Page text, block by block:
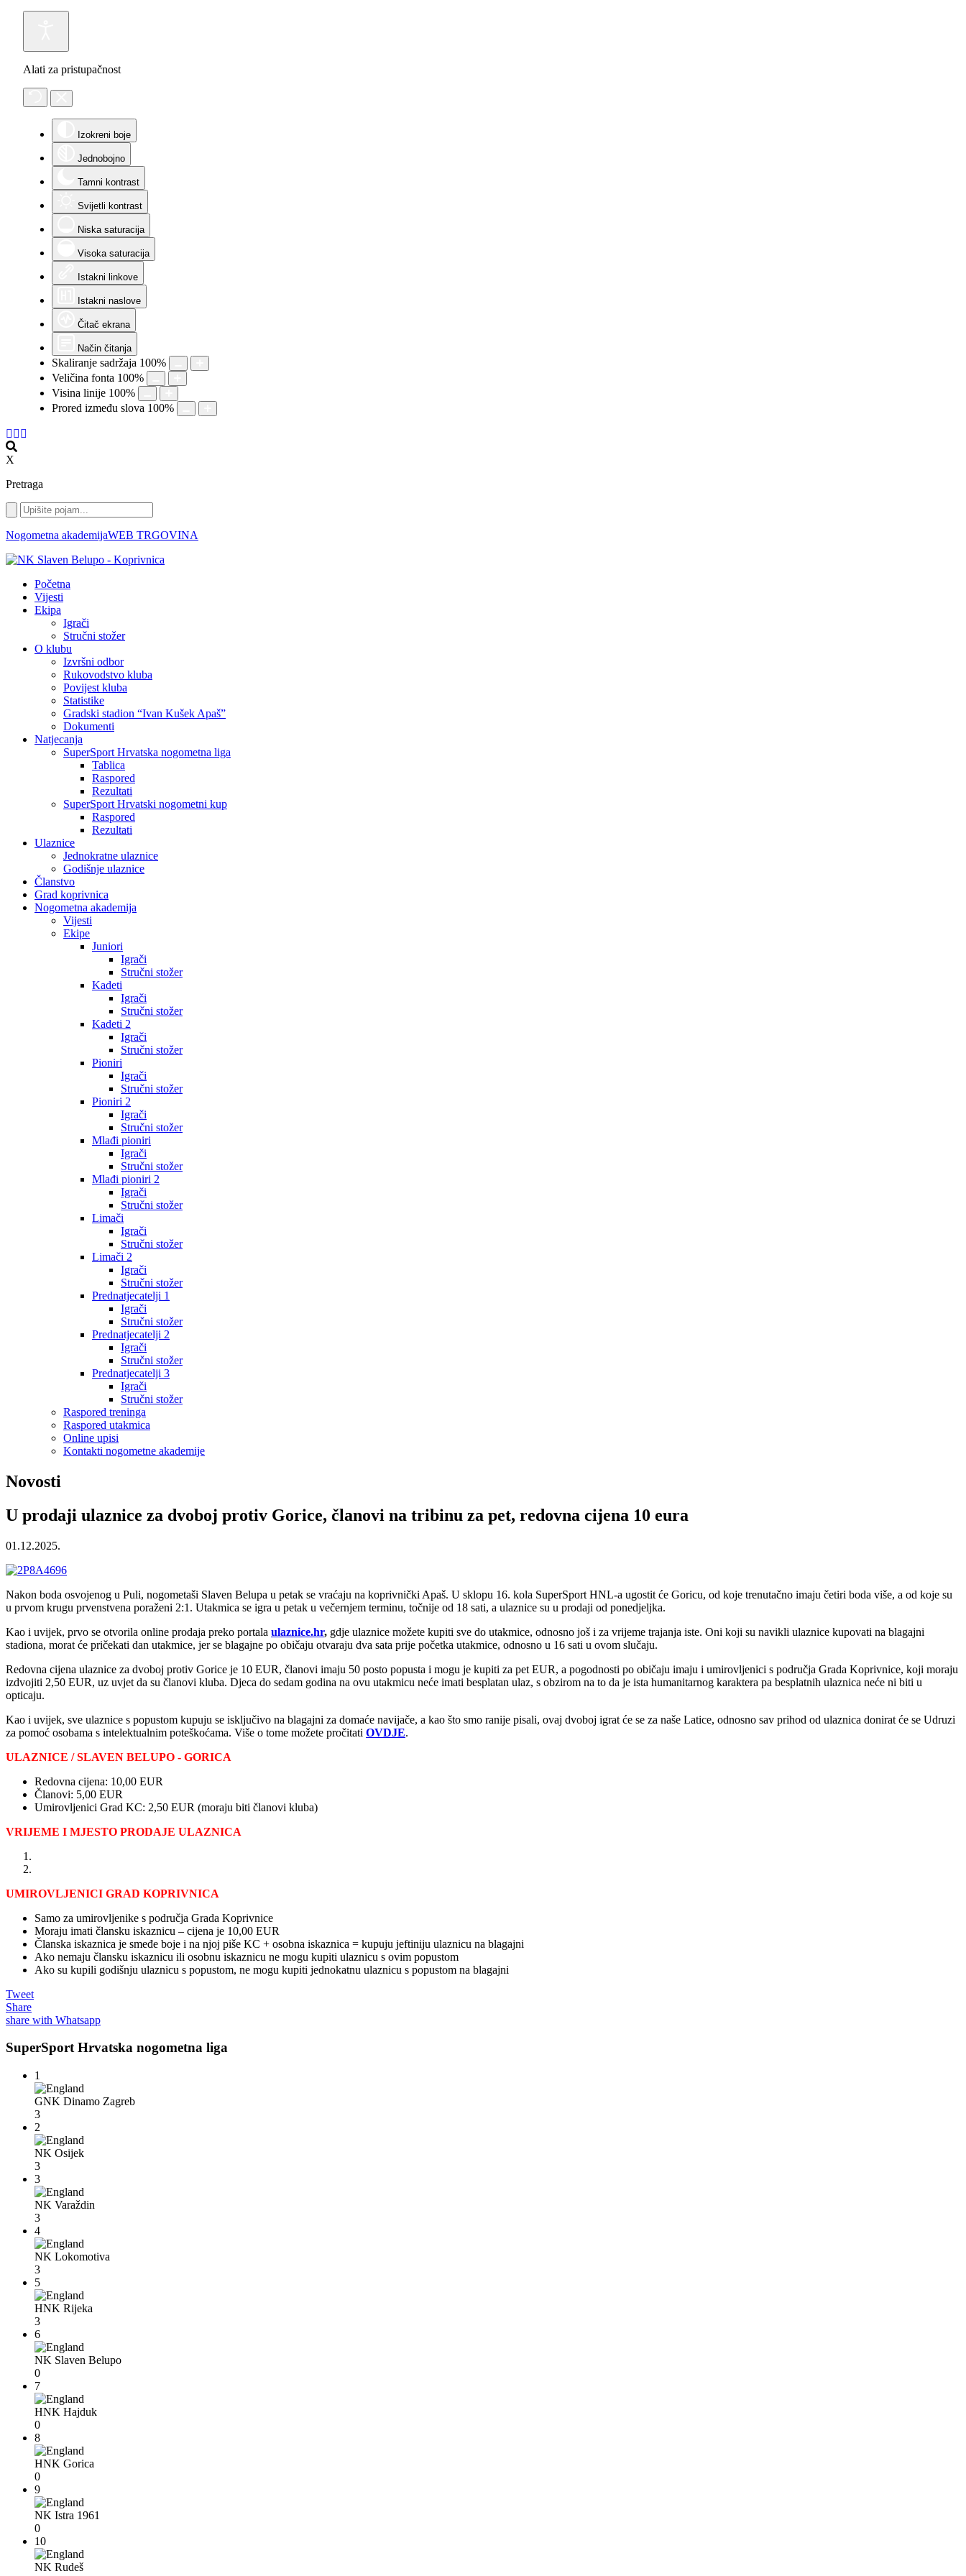
Alati za pristupačnost
Izokreni boje
Jednobojno
Tamni kontrast
Svijetli kontrast
Niska saturacija
Visoka saturacija
Istakni linkove
Istakni naslove
Čitač ekrana
Način čitanja
Skaliranje sadržaja 100%
Veličina fonta 100%
Visina linije 100%
Prored između slova 100%
X
Pretraga
Nogometna akademijaWEB TRGOVINA
Početna
Vijesti
Ekipa
Igrači
Stručni stožer
O klubu
Izvršni odbor
Rukovodstvo kluba
Povijest kluba
Statistike
Gradski stadion “Ivan Kušek Apaš”
Dokumenti
Natjecanja
SuperSport Hrvatska nogometna liga
Tablica
Raspored
Rezultati
SuperSport Hrvatski nogometni kup
Raspored
Rezultati
Ulaznice
Jednokratne ulaznice
Godišnje ulaznice
Članstvo
Grad koprivnica
Nogometna akademija
Vijesti
Ekipe
Juniori
Igrači
Stručni stožer
Kadeti
Igrači
Stručni stožer
Kadeti 2
Igrači
Stručni stožer
Pioniri
Igrači
Stručni stožer
Pioniri 2
Igrači
Stručni stožer
Mlađi pioniri
Igrači
Stručni stožer
Mlađi pioniri 2
Igrači
Stručni stožer
Limači
Igrači
Stručni stožer
Limači 2
Igrači
Stručni stožer
Prednatjecatelji 1
Igrači
Stručni stožer
Prednatjecatelji 2
Igrači
Stručni stožer
Prednatjecatelji 3
Igrači
Stručni stožer
Raspored treninga
Raspored utakmica
Online upisi
Kontakti nogometne akademije
Novosti
U prodaji ulaznice za dvoboj protiv Gorice, članovi na tribinu za pet, redovna cijena 10 eura
01.12.2025.
Nakon boda osvojenog u Puli, nogometaši Slaven Belupa u petak se vraćaju na koprivnički Apaš. U sklopu 16. kola SuperSport HNL-a ugostit će Goricu, od koje trenutačno imaju četiri boda više, a od koje su
u prvom krugu prvenstvena poraženi 2:1. Utakmica se igra u petak u večernjem terminu, točnije od 18 sati, a ulaznice su u prodaji od ponedjeljka.
Kao i uvijek, prvo se otvorila online prodaja preko portala ulaznice.hr, gdje ulaznice možete kupiti sve do utakmice, odnosno još i za vrijeme trajanja iste. Oni koji su navikli ulaznice kupovati na blagajni
stadiona, morat će pričekati dan utakmice, jer se blagajne po običaju otvaraju dva sata prije početka utakmice, odnosno u 16 sati u ovom slučaju.
Redovna cijena ulaznice za dvoboj protiv Gorice je 10 EUR, članovi imaju 50 posto popusta i mogu je kupiti za pet EUR, a pogodnosti po običaju imaju i umirovljenici s područja Grada Koprivnice, koji moraju
izdvojiti 2,50 EUR, uz uvjet da su članovi kluba. Djeca do sedam godina na ovu utakmicu neće imati besplatan ulaz, s obzirom na to da je ista humanitarnog karaktera pa besplatnih ulaznica neće ni biti u
opticaju.
Kao i uvijek, sve ulaznice s popustom kupuju se isključivo na blagajni za domaće navijače, a kao što smo ranije pisali, ovaj dvoboj igrat će se za naše Latice, odnosno sav prihod od ulaznica donirat će se Udruzi
za pomoć osobama s intelektualnim poteškoćama. Više o tome možete pročitati OVDJE.
ULAZNICE / SLAVEN BELUPO - GORICA
Redovna cijena: 10,00 EUR
Članovi: 5,00 EUR
Umirovljenici Grad KC: 2,50 EUR (moraju biti članovi kluba)
VRIJEME I MJESTO PRODAJE ULAZNICA
UMIROVLJENICI GRAD KOPRIVNICA
Samo za umirovljenike s područja Grada Koprivnice
Moraju imati člansku iskaznicu – cijena je 10,00 EUR
Članska iskaznica je smeđe boje i na njoj piše KC + osobna iskaznica = kupuju jeftiniju ulaznicu na blagajni
Ako nemaju člansku iskaznicu ili osobnu iskaznicu ne mogu kupiti ulaznicu s ovim popustom
Ako su kupili godišnju ulaznicu s popustom, ne mogu kupiti jednokatnu ulaznicu s popustom na blagajni
Tweet
Share
share with Whatsapp
SuperSport Hrvatska nogometna liga
1
GNK Dinamo Zagreb
3
2
NK Osijek
3
3
NK Varaždin
3
4
NK Lokomotiva
3
5
HNK Rijeka
3
6
NK Slaven Belupo
0
7
HNK Hajduk
0
8
HNK Gorica
0
9
NK Istra 1961
0
10
NK Rudeš